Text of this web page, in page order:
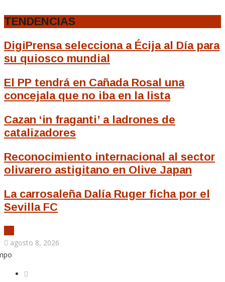
TENDENCIAS
DigiPrensa selecciona a Écija al Día para
su quiosco mundial
El PP tendrá en Cañada Rosal una
concejala que no iba en la lista
Cazan ‘in fraganti’ a ladrones de
catalizadores
Reconocimiento internacional al sector
olivarero astigitano en Olive Japan
La carrosaleña Dalía Ruger ficha por el
Sevilla FC
agosto 8, 2026